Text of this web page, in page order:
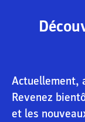
Actuellement,
Revenez
et les